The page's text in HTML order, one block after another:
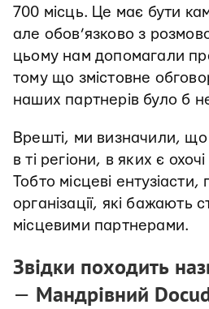
700 місць. Це має бути
але обов’язково з
цьому нам допомагали
тому що змістовне
наших партнерів було б
Врешті, ми визначили, що
в ті регіони, в яких є
Тобто місцеві ентузіасти,
організації, які бажають
місцевими партнерами.
Звідки походить
— Мандрівний